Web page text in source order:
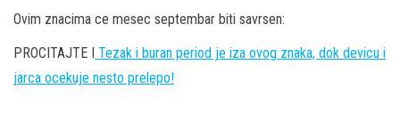
Ovim znacima ce mesec septembar biti savrsen:
PROCITAJTE I Tezak i buran period je iza ovog znaka, dok devicu i
jarca ocekuje nesto prelepo!